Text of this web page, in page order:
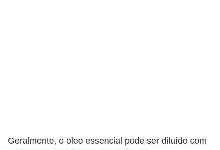
Geralmente, o óleo essencial pode ser diluído com